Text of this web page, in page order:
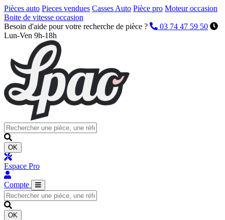
Pièces auto Pieces vendues Casses Auto Pièce pro Moteur occasion
Boite de vitesse occasion
Besoin d'aide pour votre recherche de pièce ?
03 74 47 59 50
Lun-Ven 9h-18h
OK
Espace Pro
Compte
OK